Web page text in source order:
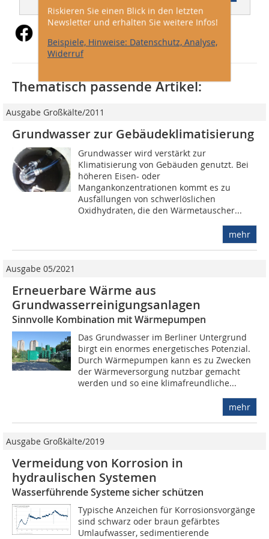
Riskieren Sie einen Blick in den letzten
Newsletter und erhalten Sie weitere Infos!
Beispiele, Hinweise: Datenschutz, Analyse,
Widerruf
Thematisch passende Artikel:
Ausgabe Großkälte/2011
Grundwasser zur Gebäudeklimatisierung
Grundwasser wird verstärkt zur
Klimatisierung von Gebäuden genutzt. Bei
höheren Eisen- oder
Mangankonzentrationen kommt es zu
Ausfällungen von schwerlöslichen
Oxidhydraten, die den Wärmetauscher...
mehr
Ausgabe 05/2021
Erneuerbare Wärme aus
Grundwasserreinigungsanlagen
Sinnvolle Kombination mit Wärmepumpen
Das Grundwasser im Berliner Untergrund
birgt ein enormes energetisches Potenzial.
Durch Wärmepumpen kann es zu Zwecken
der Wärmeversorgung nutzbar gemacht
werden und so eine klimafreundliche...
mehr
Ausgabe Großkälte/2019
Vermeidung von Korrosion in
hydraulischen Systemen
Wasserführende Systeme sicher schützen
Typische Anzeichen für Korrosionsvorgänge
sind schwarz oder braun gefärbtes
Umlaufwasser, sedimentierende